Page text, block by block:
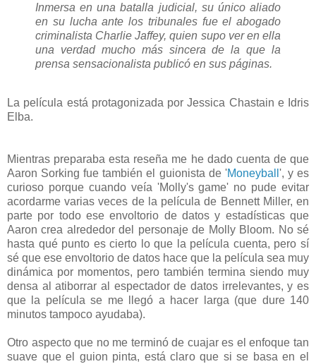
Inmersa en una batalla judicial, su único aliado
en su lucha ante los tribunales fue el abogado
criminalista Charlie Jaffey, quien supo ver en ella
una verdad mucho más sincera de la que la
prensa sensacionalista publicó en sus páginas.
La película está protagonizada por Jessica Chastain e Idris
Elba.
Mientras preparaba esta reseña me he dado cuenta de que
Aaron Sorking fue también el guionista de 'Moneyball ', y es
curioso porque cuando veía 'Molly's game' no pude evitar
acordarme varias veces de la película de Bennett Miller, en
parte por todo ese envoltorio de datos y estadísticas que
Aaron crea alrededor del personaje de Molly Bloom. No sé
hasta qué punto es cierto lo que la película cuenta, pero sí
sé que ese envoltorio de datos hace que la película sea muy
dinámica por momentos, pero también termina siendo muy
densa al atiborrar al espectador de datos irrelevantes, y es
que la película se me llegó a hacer larga (que dure 140
minutos tampoco ayudaba).
Otro aspecto que no me terminó de cuajar es el enfoque tan
suave que el guion pinta, está claro que si se basa en el